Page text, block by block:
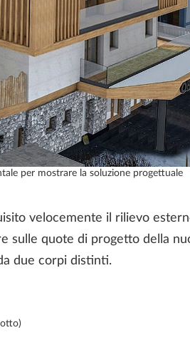
per mostrare la soluzione progettuale
velocemente il rilievo
sulle quote di progetto della
due corpi distinti.